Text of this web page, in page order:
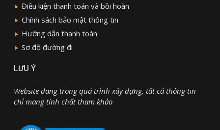
Điều kiện thanh toán và bồi hoàn
Chính sách bảo mật thông tin
Hướng dẫn thanh toán
Sơ đồ đường đi
LƯU Ý
Website đang trong quá trình xây dựng, tất cả thông tin
chỉ mang tính chất tham khảo